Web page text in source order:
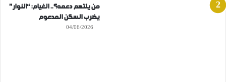
من يلتهم دعمه؟.. الغيام: “النوار”
يضرب السكن المدعوم
04/06/2026